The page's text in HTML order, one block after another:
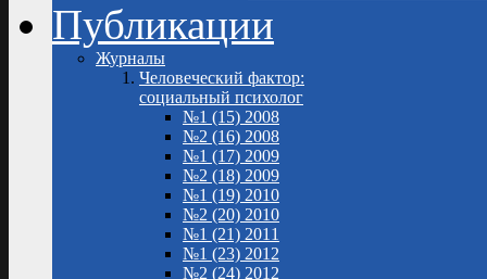
Публикации
Журналы
Человеческий фактор:
социальный психолог
№1 (15) 2008
№2 (16) 2008
№1 (17) 2009
№2 (18) 2009
№1 (19) 2010
№2 (20) 2010
№1 (21) 2011
№1 (23) 2012
№2 (24) 2012